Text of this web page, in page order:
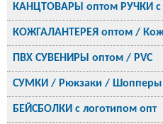
КАНЦТОВАРЫ оптом РУЧКИ с
КОЖГАЛАНТЕРЕЯ оптом /
ПВХ СУВЕНИРЫ оптом / PVC
СУМКИ / Рюкзаки / Шопперы
БЕЙСБОЛКИ с логотипом опт